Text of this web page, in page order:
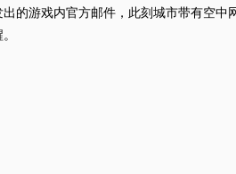
的游戏内官方邮件，此刻城市带有空中